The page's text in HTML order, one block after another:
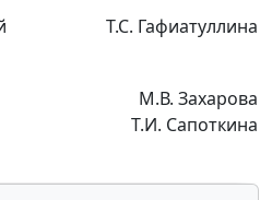
Т.С. Гафиатуллина
М.В. Захарова
Т.И. Сапоткина